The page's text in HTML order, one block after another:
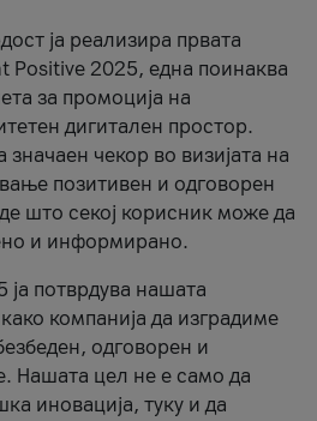
ја реализира првата
Positive 2025, една поинаква
за промоција на
дигитален простор.
значаен чекор во визијата на
позитивен и одговорен
што секој корисник може да
и информирано.
потврдува нашата
компанија да изградиме
одговорен и
Нашата цел не е само да
иновација, туку и да